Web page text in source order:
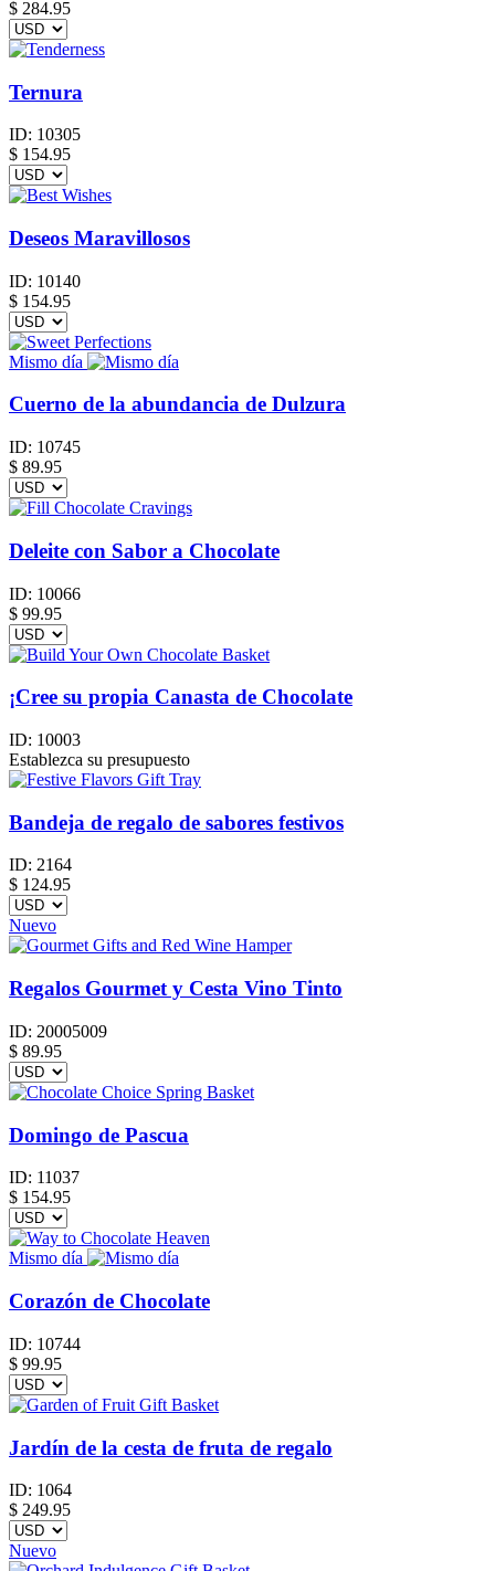
$ 284.95
Ternura
ID: 10305
$ 154.95
Deseos Maravillosos
ID: 10140
$ 154.95
Mismo día
Cuerno de la abundancia de Dulzura
ID: 10745
$ 89.95
Deleite con Sabor a Chocolate
ID: 10066
$ 99.95
¡Cree su propia Canasta de Chocolate
ID: 10003
Establezca su presupuesto
Bandeja de regalo de sabores festivos
ID: 2164
$ 124.95
Nuevo
Regalos Gourmet y Cesta Vino Tinto
ID: 20005009
$ 89.95
Domingo de Pascua
ID: 11037
$ 154.95
Mismo día
Corazón de Chocolate
ID: 10744
$ 99.95
Jardín de la cesta de fruta de regalo
ID: 1064
$ 249.95
Nuevo